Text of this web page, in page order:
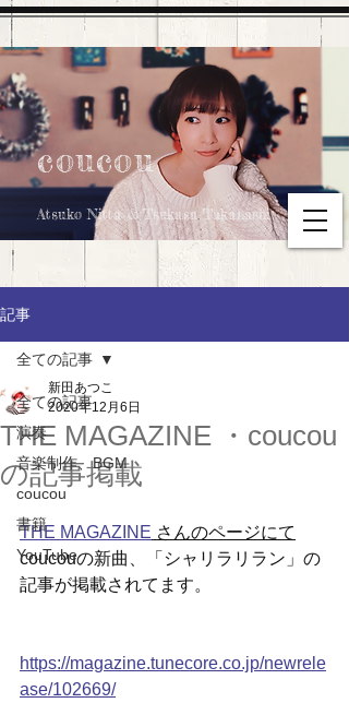
coucou
Atsuko Nitta & Tsukasa Takahashi
記事
全ての記事
演奏
音楽制作、BGM
coucou
書籍
YouTube
全ての記事
THE MAGAZINE ・coucou
の記事掲載
新田あつこ
2020年12月6日
THE MAGAZINE さんのページにて
coucouの新曲、「シャリラリラン」の
記事が掲載されてます。
https://magazine.tunecore.co.jp/newrele
ase/102669/